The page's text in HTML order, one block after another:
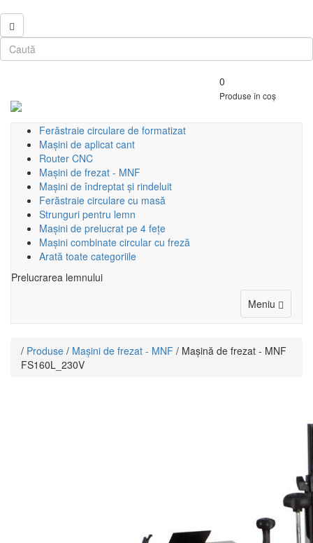
0
Produse în coș
Ferăstraie circulare de formatizat
Mașini de aplicat cant
Router CNC
Mașini de frezat - MNF
Mașini de îndreptat și rindeluit
Ferăstraie circulare cu masă
Strunguri pentru lemn
Mașini de prelucrat pe 4 fețe
Mașini combinate circular cu freză
Arată toate categoriile
Prelucrarea lemnului
Meniu Toggle
/ Produse / Mașini de frezat - MNF / Mașină de frezat - MNF
FS160L_230V